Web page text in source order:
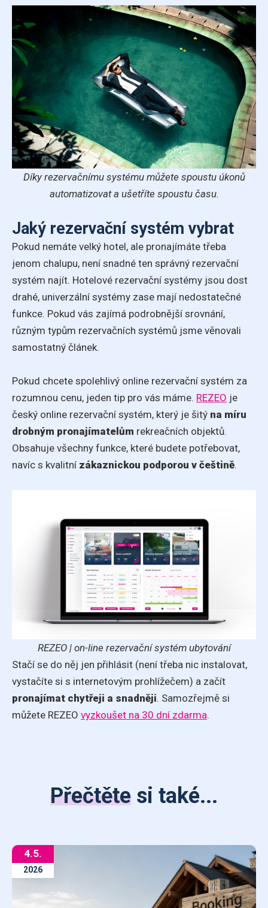
Díky rezervačnímu systému můžete spoustu úkonů
automatizovat a ušetříte spoustu času.
Jaký rezervační systém vybrat
Pokud nemáte velký hotel, ale pronajímáte třeba
jenom chalupu, není snadné ten správný rezervační
systém najít. Hotelové rezervační systémy jsou dost
drahé, univerzální systémy zase mají nedostatečné
funkce. Pokud vás zajímá podrobnější srovnání,
různým typům rezervačních systémů jsme věnovali
samostatný článek.
Pokud chcete spolehlivý online rezervační systém za
rozumnou cenu, jeden tip pro vás máme. REZEO je
český online rezervační systém, který je šitý na míru
drobným pronajímatelům rekreačních objektů.
Obsahuje všechny funkce, které budete potřebovat,
navíc s kvalitní zákaznickou podporou v češtině.
REZEO | on-line rezervační systém ubytování
Stačí se do něj jen přihlásit (není třeba nic instalovat,
vystačíte si s internetovým prohlížečem) a začít
pronajímat chytřeji a snadněji. Samozřejmě si
můžete REZEO vyzkoušet na 30 dní zdarma.
Přečtěte si také...
4.5.
2026